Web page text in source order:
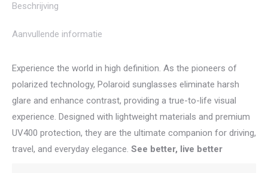
Beschrijving
Aanvullende informatie
Experience the world in high definition. As the pioneers of
polarized technology, Polaroid sunglasses eliminate harsh
glare and enhance contrast, providing a true-to-life visual
experience. Designed with lightweight materials and premium
UV400 protection, they are the ultimate companion for driving,
travel, and everyday elegance. See better, live better